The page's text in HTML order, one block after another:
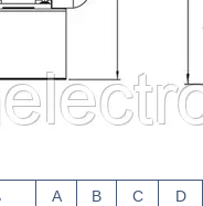
A B C D